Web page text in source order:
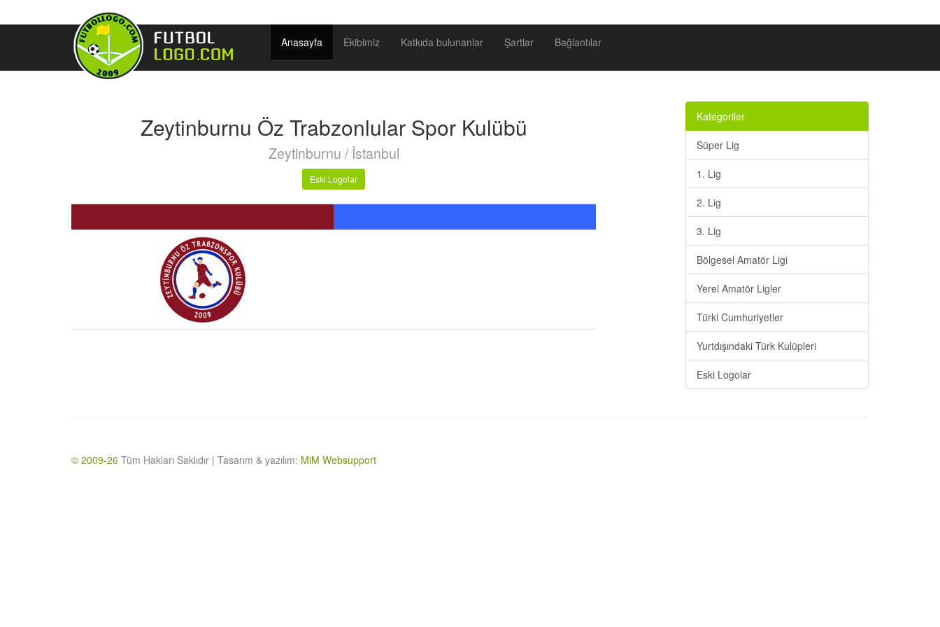
Anasayfa Ekibimiz Katkıda bulunanlar Şartlar Bağlantılar
Zeytinburnu Öz Trabzonlular Spor Kulübü
Zeytinburnu / İstanbul
Eski Logolar
Kategoriler
Süper Lig
1. Lig
2. Lig
3. Lig
Bölgesel Amatör Ligi
Yerel Amatör Ligler
Türki Cumhuriyetler
Yurtdışındaki Türk Kulüpleri
Eski Logolar
© 2009-26 Tüm Hakları Saklıdır | Tasarım & yazılım: MiM Websupport